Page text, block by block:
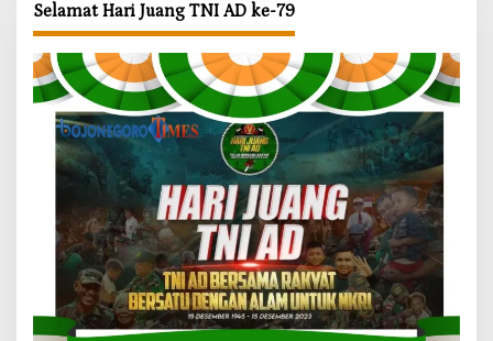
Selamat Hari Juang TNI AD ke-79